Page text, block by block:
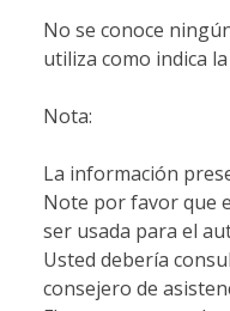
No se conoce
utiliza como indica
Nota:
La información
Note por favor que
ser usada para el
Usted debería
consejero de